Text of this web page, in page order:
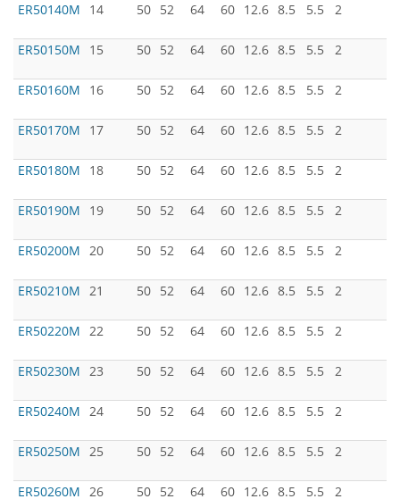
ER50140M 14 50 52 64 60 12.6 8.5 5.5 2
ER50150M 15 50 52 64 60 12.6 8.5 5.5 2
ER50160M 16 50 52 64 60 12.6 8.5 5.5 2
ER50170M 17 50 52 64 60 12.6 8.5 5.5 2
ER50180M 18 50 52 64 60 12.6 8.5 5.5 2
ER50190M 19 50 52 64 60 12.6 8.5 5.5 2
ER50200M 20 50 52 64 60 12.6 8.5 5.5 2
ER50210M 21 50 52 64 60 12.6 8.5 5.5 2
ER50220M 22 50 52 64 60 12.6 8.5 5.5 2
ER50230M 23 50 52 64 60 12.6 8.5 5.5 2
ER50240M 24 50 52 64 60 12.6 8.5 5.5 2
ER50250M 25 50 52 64 60 12.6 8.5 5.5 2
ER50260M 26 50 52 64 60 12.6 8.5 5.5 2